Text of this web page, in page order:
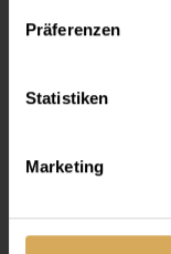
Präferenzen
Statistiken
Marketing